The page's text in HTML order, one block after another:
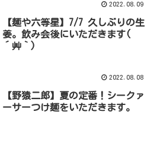
2022.08.09
【麺や六等星】7/7 久しぶりの生
姜。飲み会後にいただきます(
´艸｀)
2022.08.08
【野猿二郎】夏の定番！シークァ
ーサーつけ麺をいただきます。